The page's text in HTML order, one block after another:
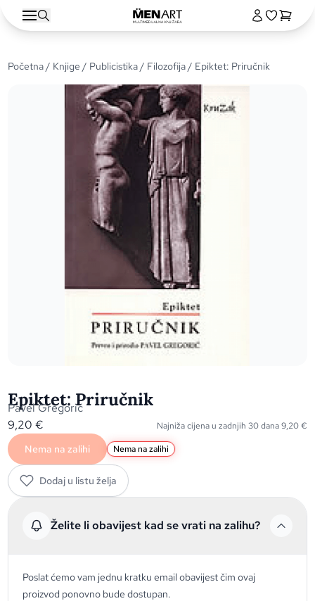
Početna/ Knjige / Publicistika/ Filozofija/ Epiktet: Priručnik
Epiktet: Priručnik
Pavel Gregorić
9,20€ Najniža cijena u zadnjih 30 dana9,20€
Nema na zalihi Nema na zalihi
Dodaj u listu želja
Želite li obavijest kad se vrati na zalihu?
Poslat ćemo vam jednu kratku email obavijest čim ovaj
proizvod ponovno bude dostupan.